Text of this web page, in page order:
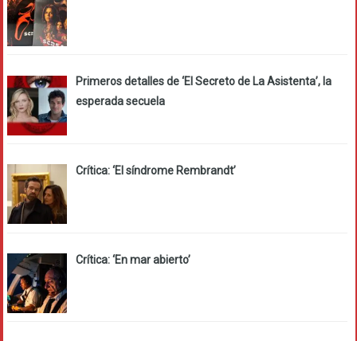
Primeros detalles de ‘El Secreto de La Asistenta’, la
esperada secuela
Crítica: ‘El síndrome Rembrandt’
Crítica: ‘En mar abierto’